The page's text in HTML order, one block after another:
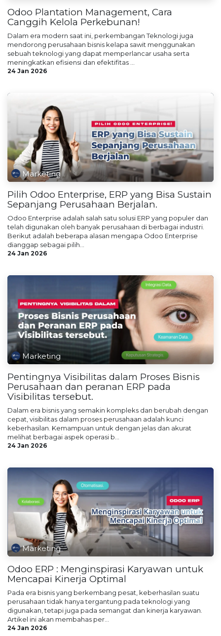
Odoo Plantation Management, Cara
Canggih Kelola Perkebunan!
Dalam era modern saat ini, perkembangan Teknologi juga
mendorong perusahaan bisnis kelapa sawit menggunakan
sebuah teknologi yang dapat memperlancar usaha serta
meningkatkan efisiensi dan efektifitas ...
24 Jan 2026
Marketing
Pilih Odoo Enterprise, ERP yang Bisa Sustain
Sepanjang Perusahaan Berjalan.
Odoo Enterprise adalah salah satu solusi ERP yang populer dan
telah digunakan oleh banyak perusahaan di berbagai industri.
Berikut adalah beberapa alasan mengapa Odoo Enterprise
dianggap sebagai pilih...
24 Jan 2026
Marketing
Pentingnya Visibilitas dalam Proses Bisnis
Perusahaan dan peranan ERP pada
Visibilitas tersebut.
Dalam era bisnis yang semakin kompleks dan berubah dengan
cepat, visibilitas dalam proses perusahaan adalah kunci
keberhasilan. Kemampuan untuk dengan jelas dan akurat
melihat berbagai aspek operasi b...
24 Jan 2026
Marketing
Odoo ERP : Menginspirasi Karyawan untuk
Mencapai Kinerja Optimal
Pada era bisnis yang berkembang pesat, keberhasilan suatu
perusahaan tidak hanya tergantung pada teknologi yang
digunakan, tetapi juga pada semangat dan kinerja karyawan.
Artikel ini akan membahas per...
24 Jan 2026